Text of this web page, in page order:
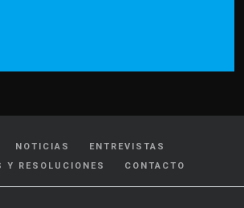
NOTICIAS
ENTREVISTAS
Y RESOLUCIONES
CONTACTO